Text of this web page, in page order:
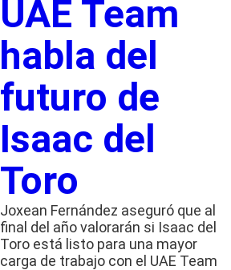
UAE Team
habla del
futuro de
Isaac del
Toro
Joxean Fernández aseguró que al
final del año valorarán si Isaac del
Toro está listo para una mayor
carga de trabajo con el UAE Team